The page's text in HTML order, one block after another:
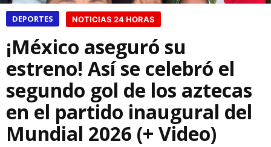
DEPORTES NOTICIAS 24 HORAS
¡México aseguró su
estreno! Así se celebró el
segundo gol de los aztecas
en el partido inaugural del
Mundial 2026 (+ Video)